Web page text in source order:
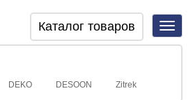
Каталог товаров
DEKO DESOON Zitrek